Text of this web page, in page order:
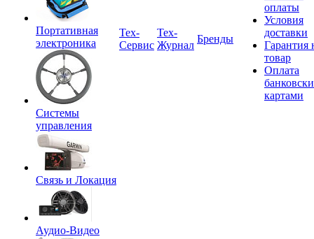
Портативная
электроника
Системы
управления
Связь и Локация
Аудио-Видео
Tex-
Сервис
Тех-
Журнал
Бренды
оплаты
Условия
доставки
Гарантия
товар
Оплата
картами